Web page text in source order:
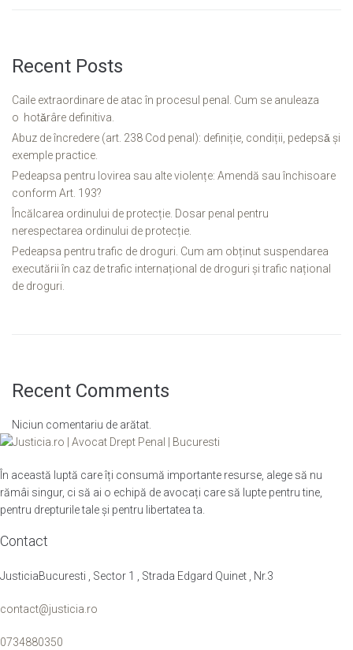
Recent Posts
Caile extraordinare de atac în procesul penal. Cum se anuleaza
o hotǎrâre definitiva.
Abuz de încredere (art. 238 Cod penal): definiție, condiții, pedepsǎ și
exemple practice.
Pedeapsa pentru lovirea sau alte violențe: Amendă sau închisoare
conform Art. 193?
Încălcarea ordinului de protecție. Dosar penal pentru
nerespectarea ordinului de protecție.
Pedeapsa pentru trafic de droguri. Cum am obținut suspendarea
executării în caz de trafic internațional de droguri și trafic național
de droguri.
Recent Comments
Niciun comentariu de arătat.
În această luptă care îți consumă importante resurse, alege să nu
rămâi singur, ci să ai o echipă de avocați care să lupte pentru tine,
pentru drepturile tale și pentru libertatea ta.
Contact
JusticiaBucuresti , Sector 1 , Strada Edgard Quinet , Nr.3
contact@justicia.ro
0734880350